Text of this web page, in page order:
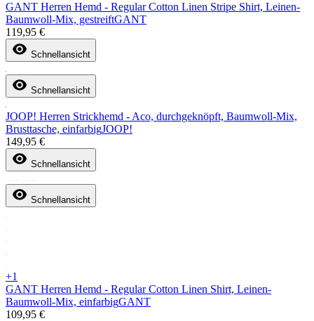
GANT Herren Hemd - Regular Cotton Linen Stripe Shirt, Leinen-
Baumwoll-Mix, gestreiftGANT
119,95 €
Schnellansicht
Schnellansicht
JOOP! Herren Strickhemd - Aco, durchgeknöpft, Baumwoll-Mix,
Brusttasche, einfarbigJOOP!
149,95 €
Schnellansicht
Schnellansicht
+1
GANT Herren Hemd - Regular Cotton Linen Shirt, Leinen-
Baumwoll-Mix, einfarbigGANT
109,95 €